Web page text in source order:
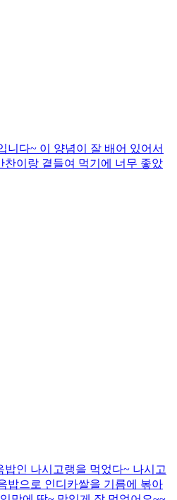
니다~ 이 양념이 잘 배어 있어서
찬이랑 곁들여 먹기에 너무 좋았
인 나시고랭을 먹었다~ 나시고
밥으로 인디카쌀을 기름에 볶아